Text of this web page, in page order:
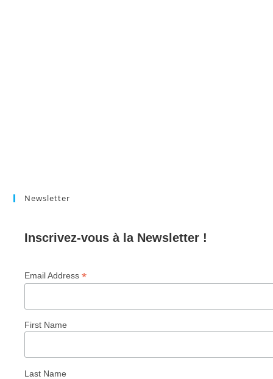
Newsletter
Inscrivez-vous à la Newsletter !
Email Address*
First Name
Last Name